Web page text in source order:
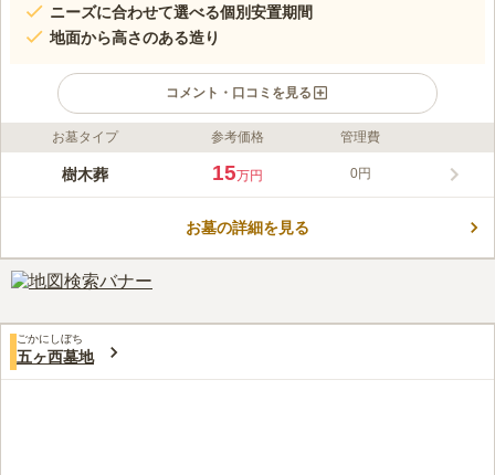
ニーズに合わせて選べる個別安置期間
地面から高さのある造り
コメント・口コミを見る
ライフドット編集部のコメント
樹木葬・一般墓共に宗教不問で眠れる共同墓地です。国道254号
ができます。コンクリート舗装の足元なのでご高齢の方も歩きや
しいポイントです。
口コミ評価
お墓タイプ 参考価格 管理費
樹木葬 15万円 0円
お墓の詳細を見る
ごかにしぼち
五ヶ西墓地